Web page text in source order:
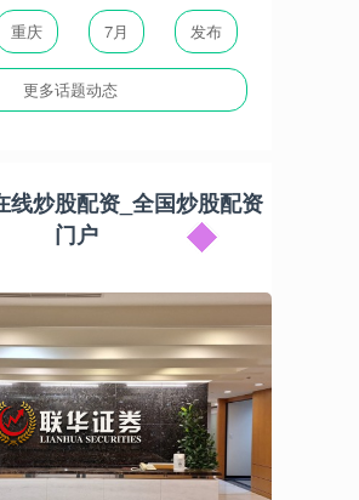
重庆 7月 发布
更多话题动态
线炒股配资_全国炒股配资
门户